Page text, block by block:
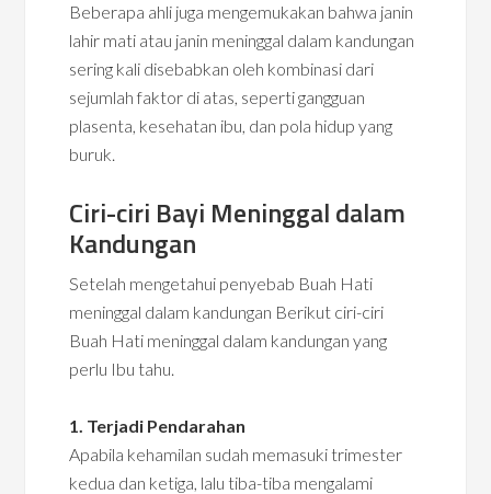
Beberapa ahli juga mengemukakan bahwa janin
lahir mati atau janin meninggal dalam kandungan
sering kali disebabkan oleh kombinasi dari
sejumlah faktor di atas, seperti gangguan
plasenta, kesehatan ibu, dan pola hidup yang
buruk.
Ciri-ciri Bayi Meninggal dalam
Kandungan
Setelah mengetahui penyebab Buah Hati
meninggal dalam kandungan Berikut ciri-ciri
Buah Hati meninggal dalam kandungan yang
perlu Ibu tahu.
1. Terjadi Pendarahan
Apabila kehamilan sudah memasuki trimester
kedua dan ketiga, lalu tiba-tiba mengalami